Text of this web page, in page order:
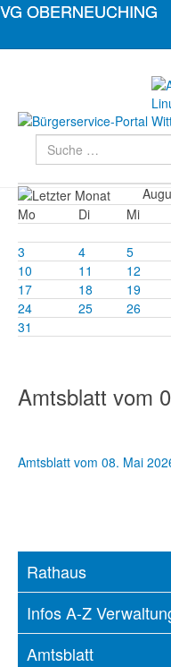
Suchen
Mo
Di Mi
3
4 5
10
11 12
17
18 19
24
25 26
31
Amtsblatt vom
Amtsblatt vom 08. Mai
Rathaus
Infos A-Z
Amtsblatt